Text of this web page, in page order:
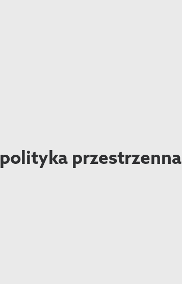
polityka przestrzenna